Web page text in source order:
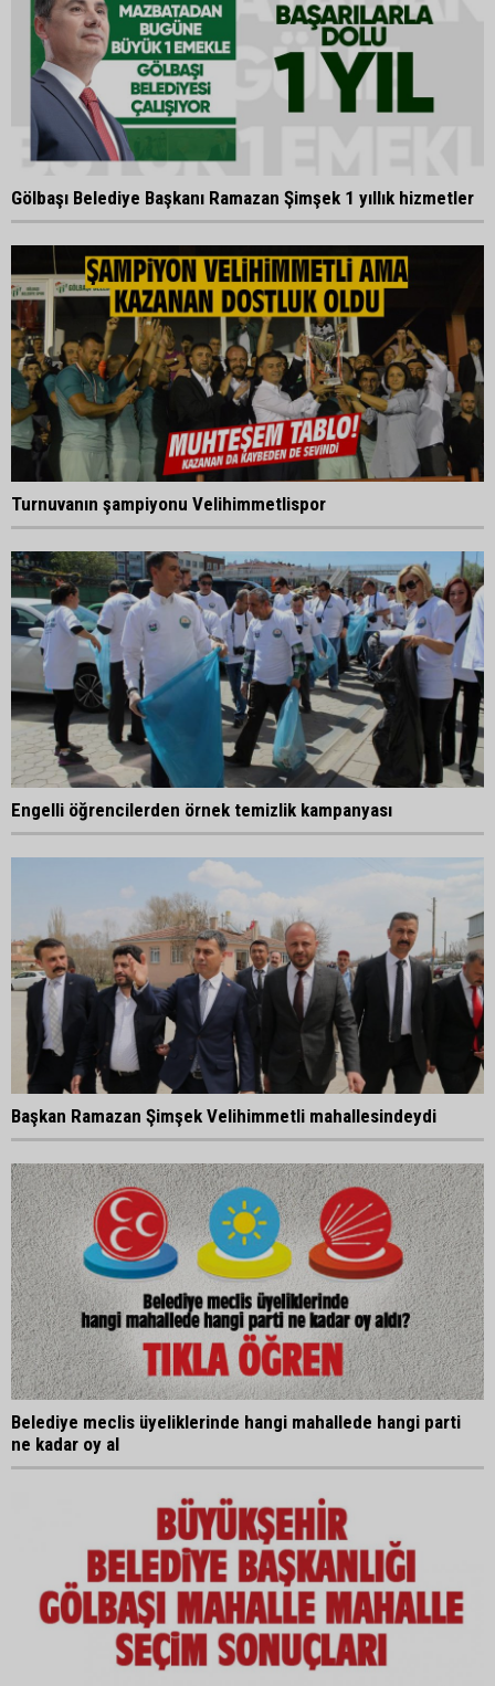
Gölbaşı Belediye Başkanı Ramazan Şimşek 1 yıllık hizmetler
Turnuvanın şampiyonu Velihimmetlispor
Engelli öğrencilerden örnek temizlik kampanyası
Başkan Ramazan Şimşek Velihimmetli mahallesindeydi
Belediye meclis üyeliklerinde hangi mahallede hangi parti
ne kadar oy al